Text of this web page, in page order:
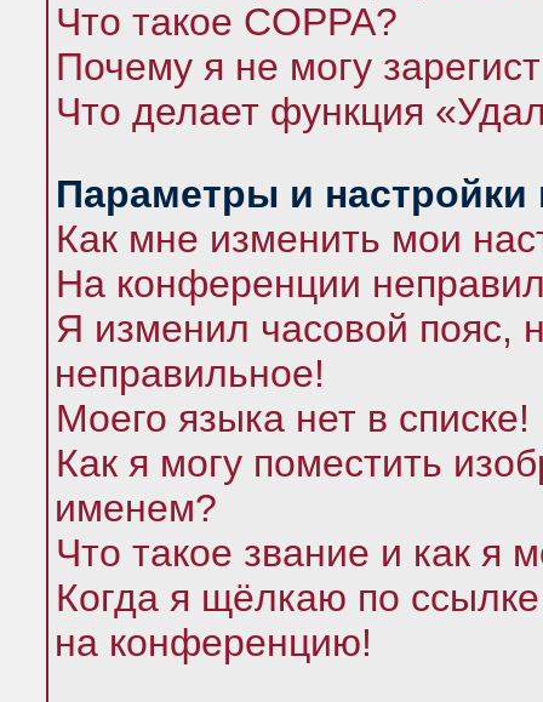
Что такое COPPA?
Почему я не могу
Что делает функция
Параметры и настройки
Как мне изменить мои
На конференции
Я изменил часовой пояс,
неправильное!
Моего языка нет в списке!
Как я могу поместить
именем?
Что такое звание и как я
Когда я щёлкаю по
на конференцию!